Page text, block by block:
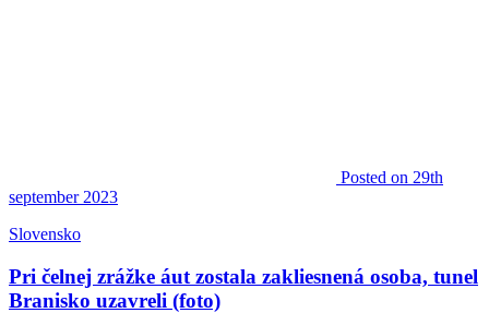
Posted on 29th
september 2023
Slovensko
Pri čelnej zrážke áut zostala zakliesnená osoba, tunel
Branisko uzavreli (foto)